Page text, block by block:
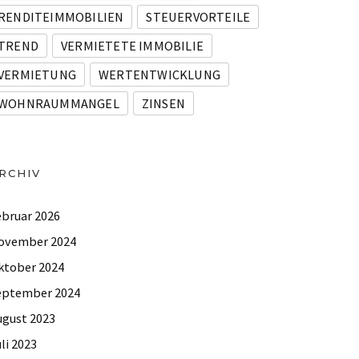
STEUERVORTEILE
VERMIETETE IMMOBILIE
WERTENTWICKLUNG
ZINSEN
2026
2024
2024
2024
2023
2023